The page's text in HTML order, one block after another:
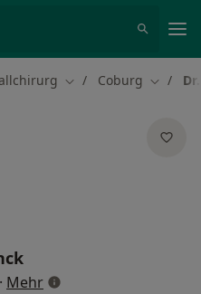
Stadt ändern
Coburg Stadt
· Mehrüber Spezialisierungen